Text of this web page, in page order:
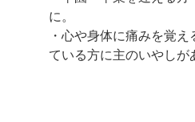
に。
・心や身体に痛みを覚
ている方に主のいやしが